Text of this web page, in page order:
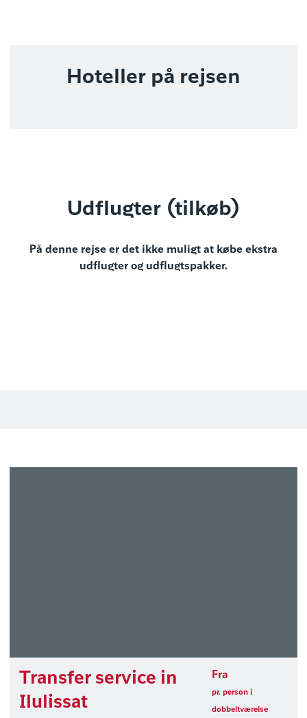
Hoteller på rejsen
Udflugter (tilkøb)
På denne rejse er det ikke muligt at købe ekstra
udflugter og udflugtspakker.
Transfer service in
Ilulissat
Fra
pr. person i
dobbeltværelse